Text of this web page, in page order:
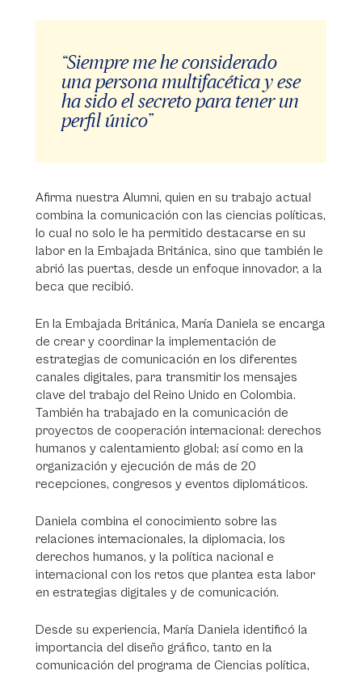
“Siempre me he considerado
una persona multifacética y ese
ha sido el secreto para tener un
perfil único”
Afirma nuestra Alumni, quien en su trabajo actual
combina la comunicación con las ciencias políticas,
lo cual no solo le ha permitido destacarse en su
labor en la Embajada Británica, sino que también le
abrió las puertas, desde un enfoque innovador, a la
beca que recibió.
En la Embajada Británica, María Daniela se encarga
de crear y coordinar la implementación de
estrategias de comunicación en los diferentes
canales digitales, para transmitir los mensajes
clave del trabajo del Reino Unido en Colombia.
También ha trabajado en la comunicación de
proyectos de cooperación internacional: derechos
humanos y calentamiento global; así como en la
organización y ejecución de más de 20
recepciones, congresos y eventos diplomáticos.
Daniela combina el conocimiento sobre las
relaciones internacionales, la diplomacia, los
derechos humanos, y la política nacional e
internacional con los retos que plantea esta labor
en estrategias digitales y de comunicación.
Desde su experiencia, María Daniela identificó la
importancia del diseño gráfico, tanto en la
comunicación del programa de Ciencias política,